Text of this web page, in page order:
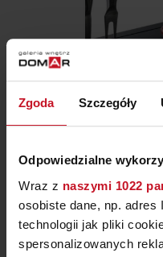
Zgoda Szczegóły
Odpowiedzialne
Wraz z naszymi 1022
osobiste dane, np.
technologii jak pliki
spersonalizowanych
DESKA
ZAPYTAJ